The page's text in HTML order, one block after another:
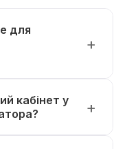
для
кабінет у